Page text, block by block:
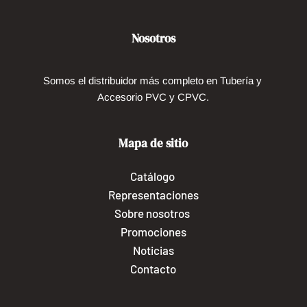
Nosotros
Somos el distribuidor más completo en Tubería y
Accesorio PVC y CPVC.
Mapa de sitio
Catálogo
Representaciones
Sobre nosotros
Promociones
Noticias
Contacto